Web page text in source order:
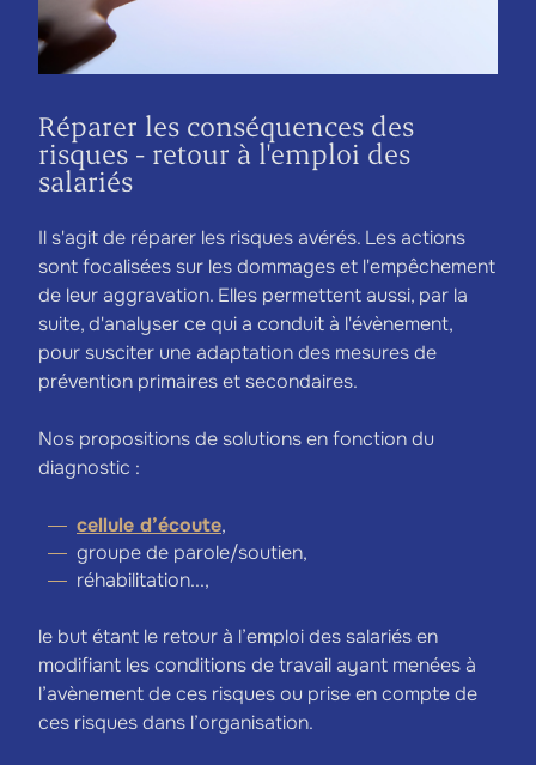
Réparer les conséquences des
risques - retour à l'emploi des
salariés
Il s'agit de réparer les risques avérés. Les actions
sont focalisées sur les dommages et l'empêchement
de leur aggravation. Elles permettent aussi, par la
suite, d'analyser ce qui a conduit à l'évènement,
pour susciter une adaptation des mesures de
prévention primaires et secondaires.
Nos propositions de solutions en fonction du
diagnostic :
cellule d’écoute,
groupe de parole/soutien,
réhabilitation...,
le but étant le retour à l’emploi des salariés en
modifiant les conditions de travail ayant menées à
l’avènement de ces risques ou prise en compte de
ces risques dans l’organisation.